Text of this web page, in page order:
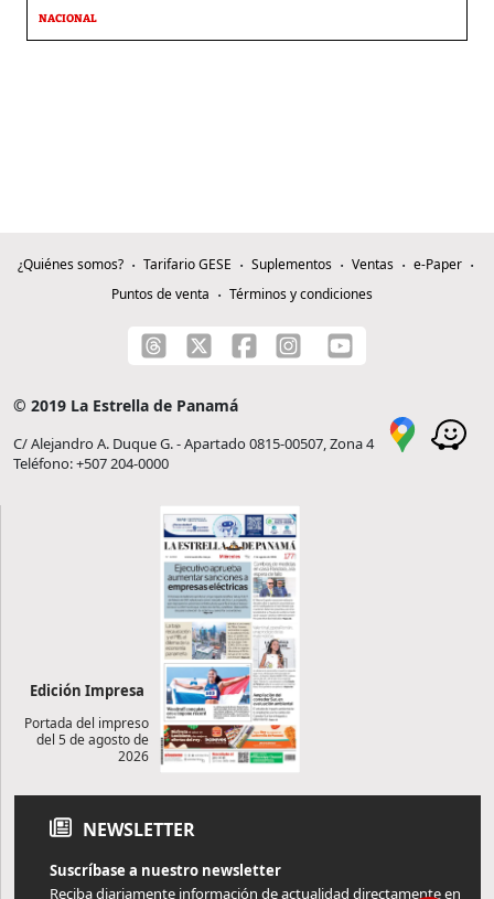
NACIONAL
¿Quiénes somos? Tarifario GESE Suplementos Ventas
e-Paper
Puntos de venta
Términos y condiciones
© 2019 La Estrella de Panamá
C/ Alejandro A. Duque G. - Apartado 0815-00507, Zona 4
Teléfono: +507 204-0000
Edición Impresa
Portada del impreso
del 5 de agosto de
2026
NEWSLETTER
Suscríbase a nuestro newsletter
Reciba diariamente información de actualidad directamente en